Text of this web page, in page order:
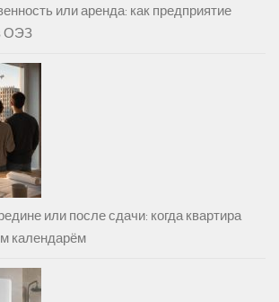
или аренда: как предприятие
ОЭЗ
или после сдачи: когда квартира
календарём